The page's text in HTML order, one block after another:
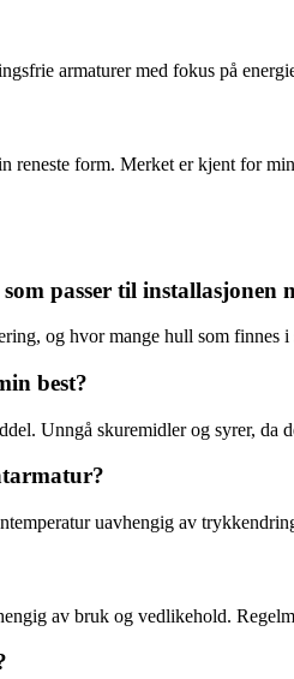
armaturer med fokus på
reneste form. Merket er kjent for
passer til installasjonen
og hvor mange hull som finnes
best?
Unngå skuremidler og syrer, da
uavhengig av
av bruk og vedlikehold.